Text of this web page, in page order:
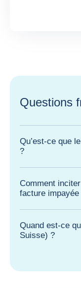
Questions
Qu’est-ce que
?
Comment
facture impayée
Quand est-ce
Suisse) ?